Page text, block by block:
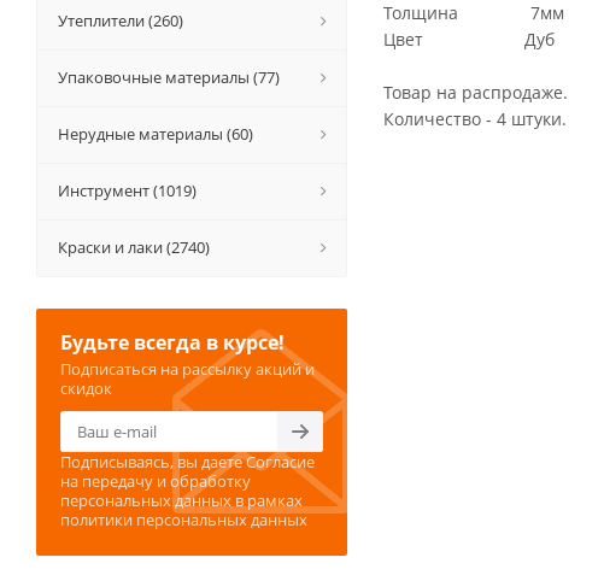
Толщина 7мм
Цвет Дуб
Товар на распродаже.
Количество - 4 штуки.
Утеплители (260)
Упаковочные материалы (77)
Нерудные материалы (60)
Инструмент (1019)
Краски и лаки (2740)
Будьте всегда в курсе!
Подписаться на рассылку акций и
скидок
Подписываясь, вы даетеСогласие
на передачу и обработку
персональных данных в рамках
политики персональных данных